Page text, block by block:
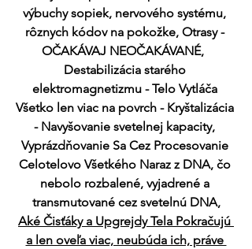
výbuchy sopiek, nervového systému,
rôznych kódov na pokožke, Otrasy -
OČAKÁVAJ NEOČAKÁVANÉ,
Destabilizácia starého
elektromagnetizmu - Telo Vytláča
Všetko len viac na povrch - Kryštalizácia
- Navyšovanie svetelnej kapacity,
Vyprázdňovanie Sa Cez Procesovanie
Celotelovo Všetkého Naraz z DNA, čo
nebolo rozbalené, vyjadrené a
transmutované cez svetelnú DNA,
Aké Čisťáky a Upgrejdy Tela Pokračujú
a len oveľa viac, neubúda ich, práve